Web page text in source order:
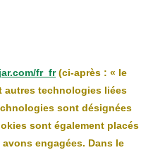
fr_fr(ci-après : « le
autres technologies liées
sont désignées
sont également placés
engagées. Dans le